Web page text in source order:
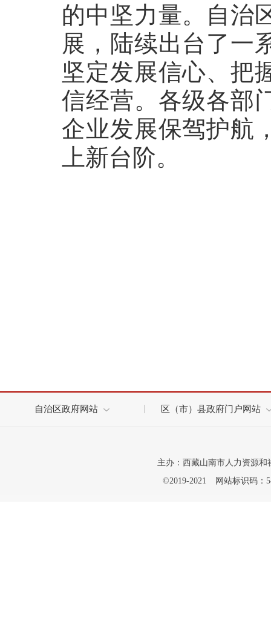
的中坚力量。自治
展，陆续出台了一
坚定发展信心、把
信经营。各级各部
企业发展保驾护航
上新台阶。
自治区政府网站 区（市）县政府门户网站
主办：西藏山南市人力资源和
©2019-2021
网站标识码：